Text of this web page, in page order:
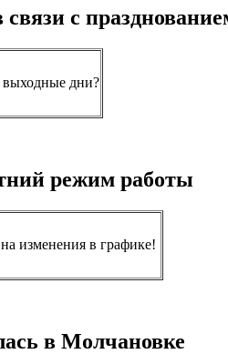
с
выходные дни?
режим работы
изменения в графике!
в Молчановке